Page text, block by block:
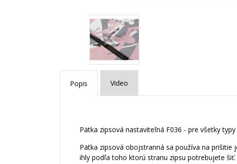
Popis Video
Pätka zipsová nastaviteľná F036 - pre všetky
Pätka zipsová obojstranná sa používa na
ihly podľa toho ktorú stranu zipsu potrebujete šiť.